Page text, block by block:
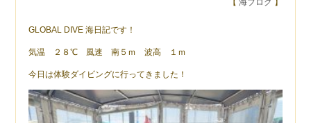
【 海ブログ】
GLOBAL DIVE 海日記です！
気温 ２８℃ 風速 南５ｍ 波高 １ｍ
今日は体験ダイビングに行ってきました！